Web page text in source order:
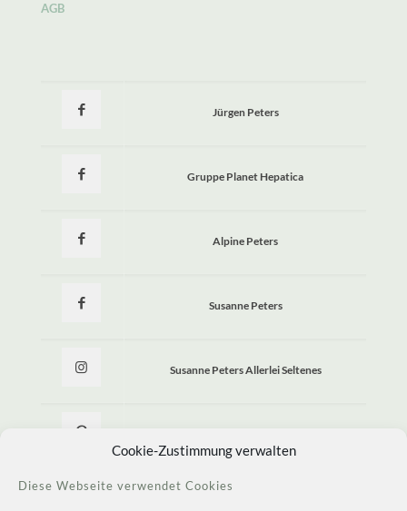
Cookie-Zustimmung verwalten
Diese Webseite verwendet Cookies
AGB
Jürgen Peters
Gruppe Planet Hepatica
Alpine Peters
Susanne Peters
Susanne Peters Allerlei Seltenes